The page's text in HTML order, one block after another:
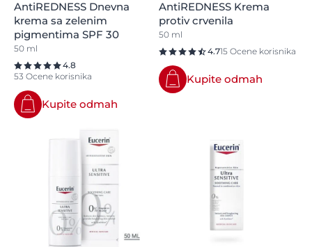
AntiREDNESS Dnevna
krema sa zelenim
pigmentima SPF 30
50 ml
4.8
53 Ocene korisnika
Kupite odmah
AntiREDNESS Krema
protiv crvenila
50 ml
4.715 Ocene korisnika
Kupite odmah